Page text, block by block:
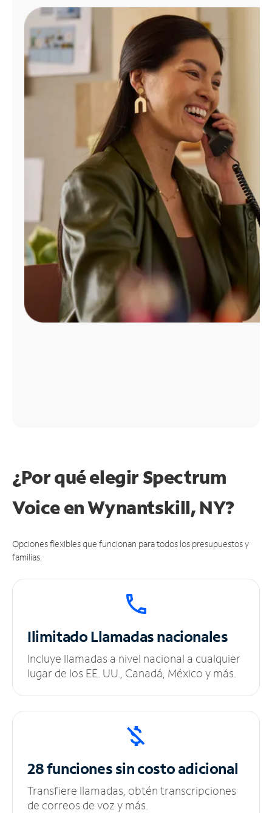
Administrar
cuenta
Encuentra
tienda
¿Por qué elegir Spectrum
Voice en Wynantskill, NY?
Opciones flexibles que funcionan para todos los presupuestos y
familias.
IlimitadoLlamadas nacionales
Incluye llamadas a nivel nacional a cualquier
lugar de los EE. UU., Canadá, México y más.
28 funciones sincosto adicional
Transfiere llamadas, obtén transcripciones
de correos de voz y más.